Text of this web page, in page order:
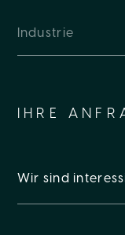
IHRE
Wir sind